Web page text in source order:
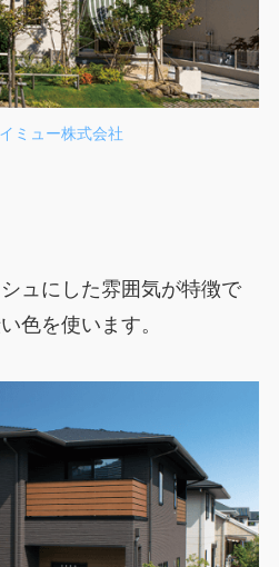
ミュー株式会社
ュにした雰囲気が特徴で
色を使います。